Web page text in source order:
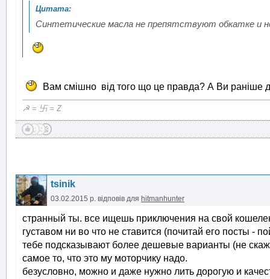
Синтетические масла не препятствуют обкатке и
Вам смішно від того що це правда? А Ви раніше
☭ = 卐 = Z
tsinik
03.02.2015 р. відповів для hitmanhunter
странный ты. все ищешь приключения на свой
густавом ни во что не ставится (почитай его посты -
тебе подсказывают более дешевые варианты (не
самое то, что это му моторчику надо.
безусловно, можно и даже нужно лить дорогую и